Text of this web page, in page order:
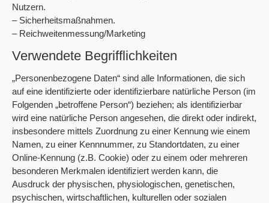
Nutzern.
– Sicherheitsmaßnahmen.
– Reichweitenmessung/Marketing
Verwendete Begrifflichkeiten
„Personenbezogene Daten“ sind alle Informationen, die sich
auf eine identifizierte oder identifizierbare natürliche Person (im
Folgenden „betroffene Person“) beziehen; als identifizierbar
wird eine natürliche Person angesehen, die direkt oder indirekt,
insbesondere mittels Zuordnung zu einer Kennung wie einem
Namen, zu einer Kennnummer, zu Standortdaten, zu einer
Online-Kennung (z.B. Cookie) oder zu einem oder mehreren
besonderen Merkmalen identifiziert werden kann, die
Ausdruck der physischen, physiologischen, genetischen,
psychischen, wirtschaftlichen, kulturellen oder sozialen